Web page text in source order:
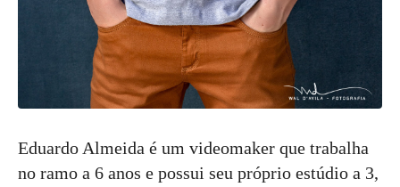
Eduardo Almeida é um videomaker que trabalha
no ramo a 6 anos e possui seu próprio estúdio a 3,